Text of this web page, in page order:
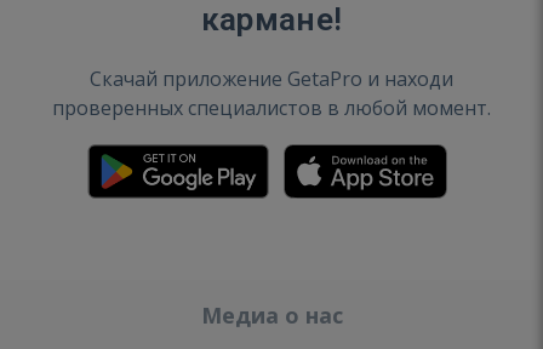
кармане!
Скачай приложение GetaPro и находи
проверенных специалистов в любой момент.
Медиа о нас